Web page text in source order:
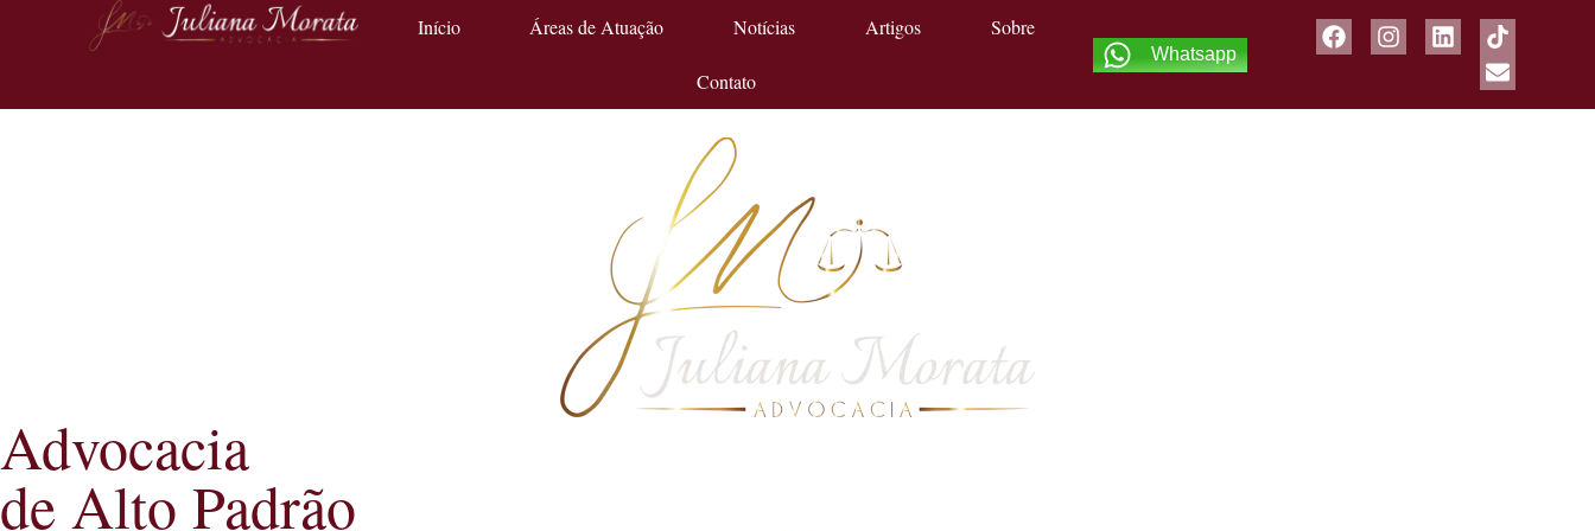
Início Áreas de Atuação Notícias Artigos Sobre
Contato
Whatsapp
Advocacia
de Alto Padrão